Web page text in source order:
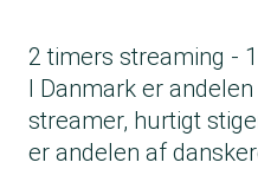
2 timers streaming -
I Danmark er
streamer, hurtigt
er andelen af